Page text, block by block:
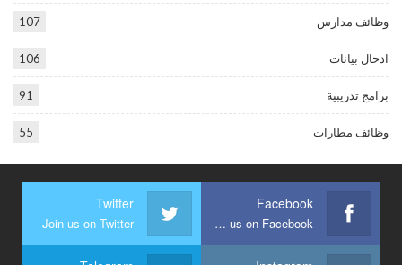
وظائف مدارس 107
ادخال بيانات 106
برامج تدريبية 91
وظائف مطارات 55
Facebook
Join us on Facebook
Twitter
Join us on Twitter